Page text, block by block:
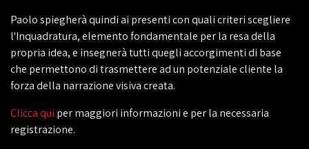
Paolo spiegherà quindi ai presenti con quali criteri scegliere
l'Inquadratura, elemento fondamentale per la resa della
propria idea, e insegnerà tutti quegli accorgimenti di base
che permettono di trasmettere ad un potenziale cliente la
forza della narrazione visiva creata.
Clicca qui per maggiori informazioni e per la necessaria
registrazione.